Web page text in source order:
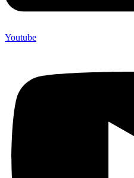
Youtube